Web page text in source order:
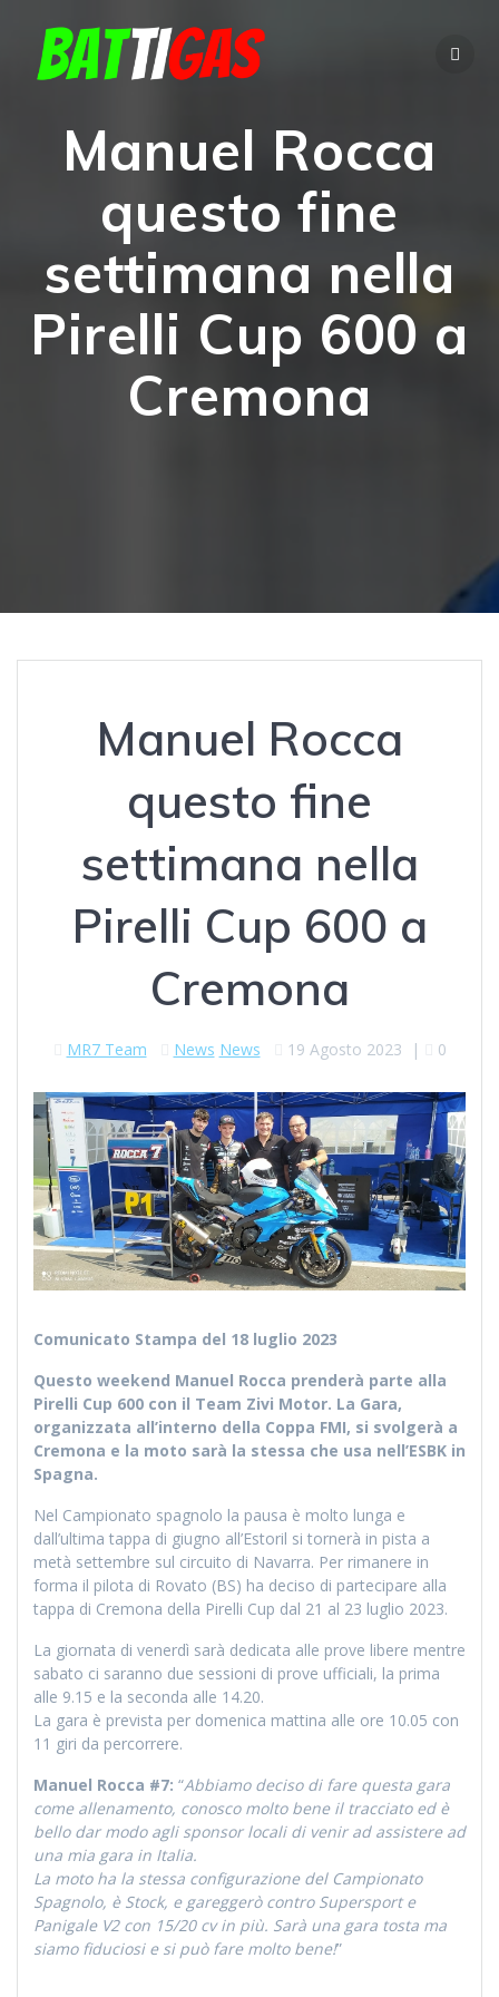
al
contenuto
Manuel Rocca
questo fine
settimana nella
Pirelli Cup 600 a
Cremona
Manuel Rocca
questo fine
settimana nella
Pirelli Cup 600 a
Cremona
MR7 Team News News 19 Agosto 2023 | 0
Comunicato Stampa del 18 luglio 2023
Questo weekend Manuel Rocca prenderà parte alla
Pirelli Cup 600 con il Team Zivi Motor. La Gara,
organizzata all’interno della Coppa FMI, si svolgerà a
Cremona e la moto sarà la stessa che usa nell’ESBK in
Spagna.
Nel Campionato spagnolo la pausa è molto lunga e
dall’ultima tappa di giugno all’Estoril si tornerà in pista a
metà settembre sul circuito di Navarra. Per rimanere in
forma il pilota di Rovato (BS) ha deciso di partecipare alla
tappa di Cremona della Pirelli Cup dal 21 al 23 luglio 2023.
La giornata di venerdì sarà dedicata alle prove libere mentre
sabato ci saranno due sessioni di prove ufficiali, la prima
alle 9.15 e la seconda alle 14.20.
La gara è prevista per domenica mattina alle ore 10.05 con
11 giri da percorrere.
Manuel Rocca #7: “Abbiamo deciso di fare questa gara
come allenamento, conosco molto bene il tracciato ed è
bello dar modo agli sponsor locali di venir ad assistere ad
una mia gara in Italia.
La moto ha la stessa configurazione del Campionato
Spagnolo, è Stock, e gareggerò contro Supersport e
Panigale V2 con 15/20 cv in più. Sarà una gara tosta ma
siamo fiduciosi e si può fare molto bene!”